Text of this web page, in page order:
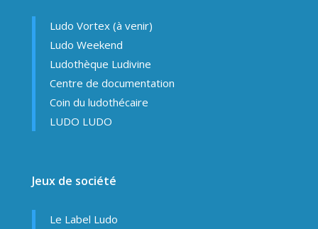
Ludo Vortex (à venir)
Ludo Weekend
Ludothèque Ludivine
Centre de documentation
Coin du ludothécaire
LUDO LUDO
Jeux de société
Le Label Ludo